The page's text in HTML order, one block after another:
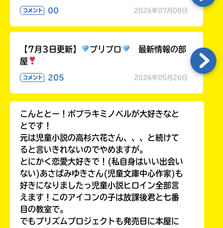
コメント 00 2026年07月09日
【7月3日更新】 プリプロ
最新情報の部
屋
コメント 205 2026年05月26日
こんととー！ポプラキミノベルが大好きなと
とです！
元は児童小説の高杉六花さん、、、と続けて
ると言いきれないのでやめますが。
とにかく恋愛大好きで！(私自身はいい出会い
ない)あさばみゆきさん(児童文庫中心作家)も
好きになりましたっ児童小説ヒロイン全部言
えます！このアイコンの子は放課後君と七番
目の教室で。
でもプリズムプロジェクトも発売日に本屋に
い
え
の
も
確
し
み
て
ね
戻
る